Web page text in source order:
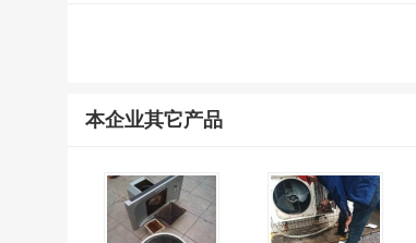
本企业其它产品